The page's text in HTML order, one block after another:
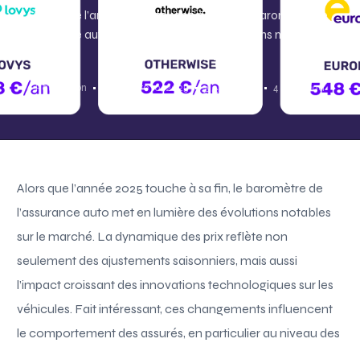
Alors que l’année 2025 touche à sa fin, le baromètre de
l’assurance auto met en lumière des évolutions notables sur
Paul Simon Décembre 10, 2025 Acutalités 4 Min Read
Alors que l’année 2025 touche à sa fin, le baromètre de
l’assurance auto met en lumière des évolutions notables
sur le marché. La dynamique des prix reflète non
seulement des ajustements saisonniers, mais aussi
l’impact croissant des innovations technologiques sur les
véhicules. Fait intéressant, ces changements influencent
le comportement des assurés, en particulier au niveau des